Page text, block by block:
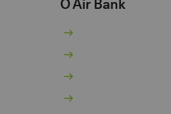
O Air Bank